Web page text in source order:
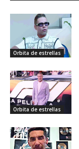
Orbita de estrellas
Orbita de estrellas